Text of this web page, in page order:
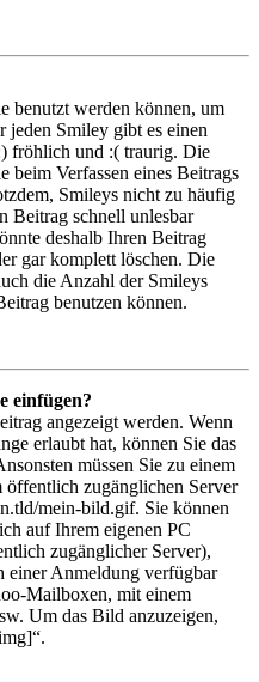
benutzt werden können, um
jeden Smiley gibt es einen
fröhlich und :( traurig. Die
beim Verfassen eines Beitrags
Smileys nicht zu häufig
Beitrag schnell unlesbar
deshalb Ihren Beitrag
gar komplett löschen. Die
die Anzahl der Smileys
benutzen können.
einfügen?
angezeigt werden. Wenn
erlaubt hat, können Sie das
müssen Sie zu einem
zugänglichen Server
mein-bild.gif. Sie können
auf Ihrem eigenen PC
zugänglicher Server),
einer Anmeldung verfügbar
Mailboxen, mit einem
Um das Bild anzuzeigen,